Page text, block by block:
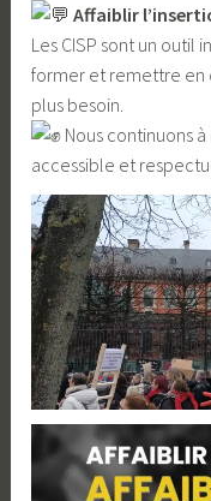
Affaiblir
Les CISP sont un outil
former et remettre en
plus besoin.
Nous continuons
accessible et